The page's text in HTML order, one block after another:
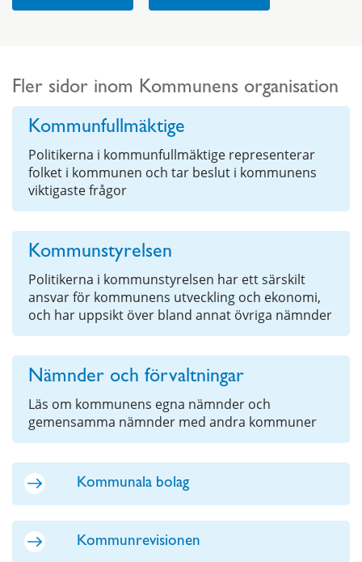
Fler sidor inom Kommunens organisation
Kommunfullmäktige
Politikerna i kommunfullmäktige representerar
folket i kommunen och tar beslut i kommunens
viktigaste frågor
Kommunstyrelsen
Politikerna i kommunstyrelsen har ett särskilt
ansvar för kommunens utveckling och ekonomi,
och har uppsikt över bland annat övriga nämnder
Nämnder och förvaltningar
Läs om kommunens egna nämnder och
gemensamma nämnder med andra kommuner
Kommunala bolag
Kommunrevisionen